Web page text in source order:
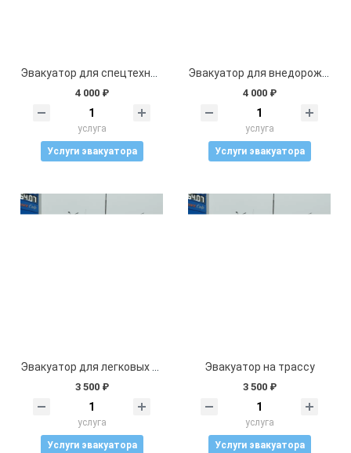
4 000 ₽
услуга
Услуги эвакуатора
4 000 ₽
услуга
Услуги эвакуатора
3 500 ₽
услуга
Услуги эвакуатора
Эвакуатор на трассу
3 500 ₽
услуга
Услуги эвакуатора